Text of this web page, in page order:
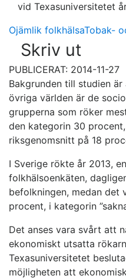
vid Texasuniversitetet
Ojämlik folkhälsaTobak-
Skriv ut
PUBLICERAT: 2014-11-27
Bakgrunden till studien
övriga världen är de
grupperna som röker
den kategorin 30
riksgenomsnitt på 18
I Sverige rökte år 2013,
folkhälsoenkäten,
befolkningen, medan det
procent, i kategorin
Det anses vara svårt att
ekonomiskt utsatta
Texasuniversitetet
möjligheten att